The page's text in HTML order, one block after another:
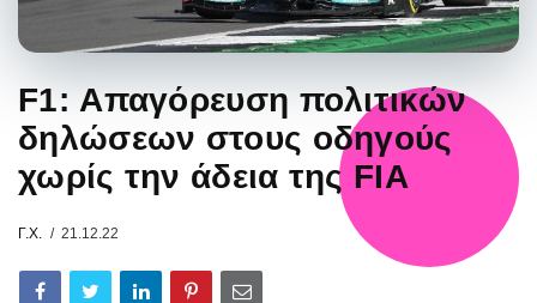
F1: Απαγόρευση πολιτικών
δηλώσεων στους οδηγούς
χωρίς την άδεια της FIA
Γ.Χ. 21.12.22